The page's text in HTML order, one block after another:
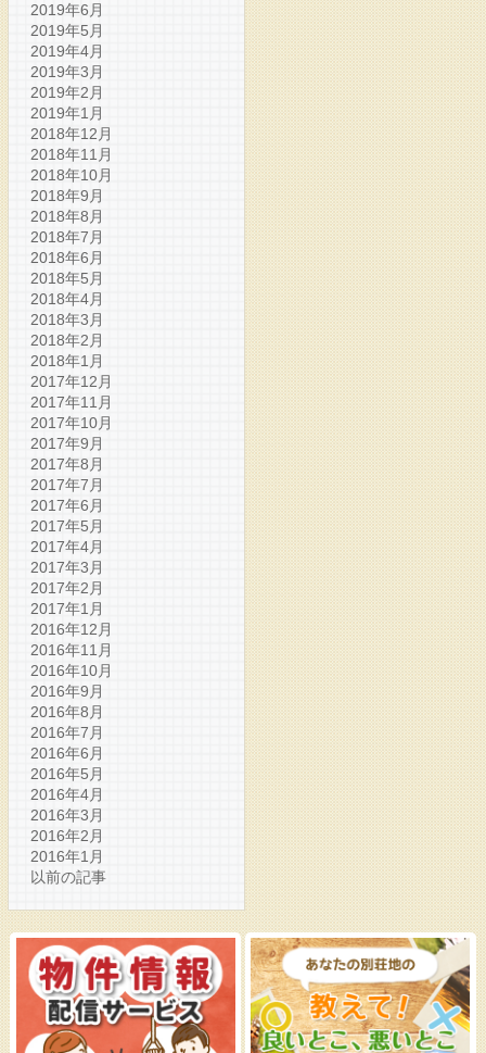
2019年6月
2019年5月
2019年4月
2019年3月
2019年2月
2019年1月
2018年12月
2018年11月
2018年10月
2018年9月
2018年8月
2018年7月
2018年6月
2018年5月
2018年4月
2018年3月
2018年2月
2018年1月
2017年12月
2017年11月
2017年10月
2017年9月
2017年8月
2017年7月
2017年6月
2017年5月
2017年4月
2017年3月
2017年2月
2017年1月
2016年12月
2016年11月
2016年10月
2016年9月
2016年8月
2016年7月
2016年6月
2016年5月
2016年4月
2016年3月
2016年2月
2016年1月
以前の記事